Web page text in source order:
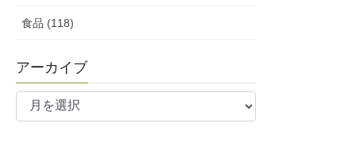
食品 (118)
アーカイブ
ア